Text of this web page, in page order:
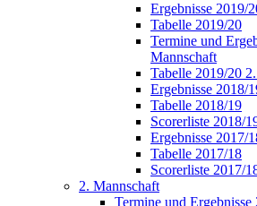
Ergebnisse 2019/
Tabelle 2019/20
Termine und
Mannschaft
Tabelle 2019/20
Ergebnisse 2018/
Tabelle 2018/19
Scorerliste 2018/
Ergebnisse 2017/
Tabelle 2017/18
Scorerliste 2017/
2. Mannschaft
Termine und